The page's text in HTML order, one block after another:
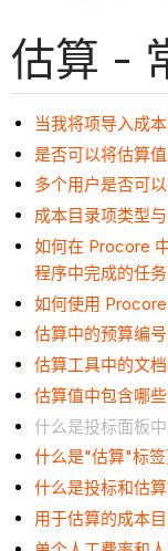
估算 -
当我将项导入成
是否可以将估算
多个用户是否可
成本目录项类型
如何在 Procore
程序中完成的任务
如何使用
估算中的预算编
估算工具中的文
估算值中包含哪
什么是投标面板
什么是"估算"标签
什么是投标和估
用于估算的成本